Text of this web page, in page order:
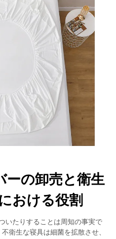
ーの卸売と衛生
おける役割
いたりすることは周知の事実で
衛生な寝具は細菌を拡散させ、